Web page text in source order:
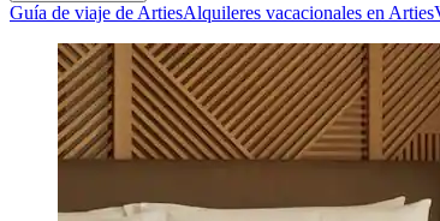
Guía de viaje de ArtiesAlquileres vacacionales en Arties